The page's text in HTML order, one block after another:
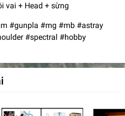
vai + Head + sừng
#gunpla #mg #mb #astray
#spectral #hobby